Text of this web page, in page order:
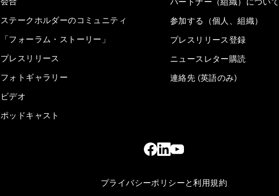
ステークホルダーのコミュニティ
「フォーラム・ストーリー」
プレスリリース
フォトギャラリー
ビデオ
ポッドキャスト
パートナー（組織）につい
参加する（個人、組織）
プレスリリース登録
ニュースレター購読
連絡先 (英語のみ)
プライバシーポリシーと利用規約